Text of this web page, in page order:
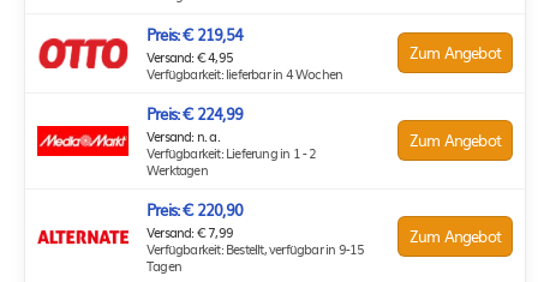
Preis: € 219,54
Versand: € 4,95
Verfügbarkeit: lieferbar in 4 Wochen
Zum Angebot
Preis: € 224,99
Versand: n. a.
Verfügbarkeit: Lieferung in 1 - 2
Werktagen
Zum Angebot
Preis: € 220,90
Versand: € 7,99
Verfügbarkeit: Bestellt, verfügbar in 9-15
Tagen
Zum Angebot